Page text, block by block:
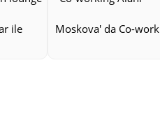
ile
Moskova' da Co-